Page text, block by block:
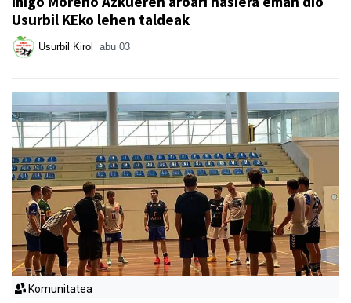
Usurbil KEko lehen taldeak
Usurbil Kirol abu 03
Komunitatea